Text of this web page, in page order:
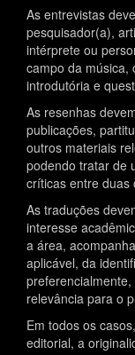
As entrevistas
pesquisador(a),
intérprete ou
campo da música,
introdutória e
As resenhas
publicações,
outros materiais
podendo tratar de
críticas entre duas
As traduções
interesse
a área,
aplicável, da
relevância para o
Em todos os
editorial, a